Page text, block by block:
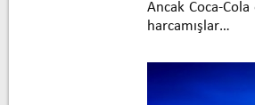
Ancak Coca-
harcamışlar…